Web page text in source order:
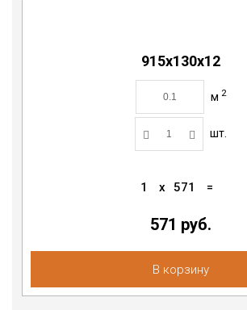
915х130х12
м 2
шт.
1 x 571 =
571 руб.
В корзину